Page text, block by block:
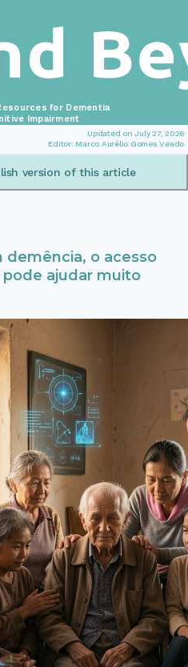
Updated on July 27, 2026
Editor: Marco Aurélio Gomes Veado
for Dementia
Impairment
version of this article
demência, o acesso
ajudar muito